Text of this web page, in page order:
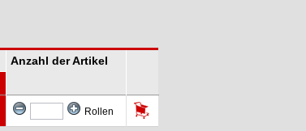
Anzahl der Artikel
Rollen